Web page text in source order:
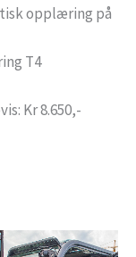
opplæring på
T4
Kr 8.650,-